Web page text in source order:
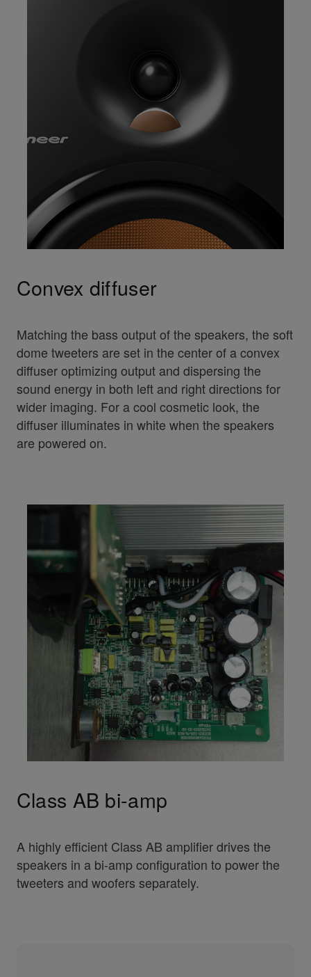
Convex diffuser
Matching the bass output of the speakers, the soft
dome tweeters are set in the center of a convex
diffuser optimizing output and dispersing the
sound energy in both left and right directions for
wider imaging. For a cool cosmetic look, the
diffuser illuminates in white when the speakers
are powered on.
Class AB bi-amp
A highly efficient Class AB amplifier drives the
speakers in a bi-amp configuration to power the
tweeters and woofers separately.